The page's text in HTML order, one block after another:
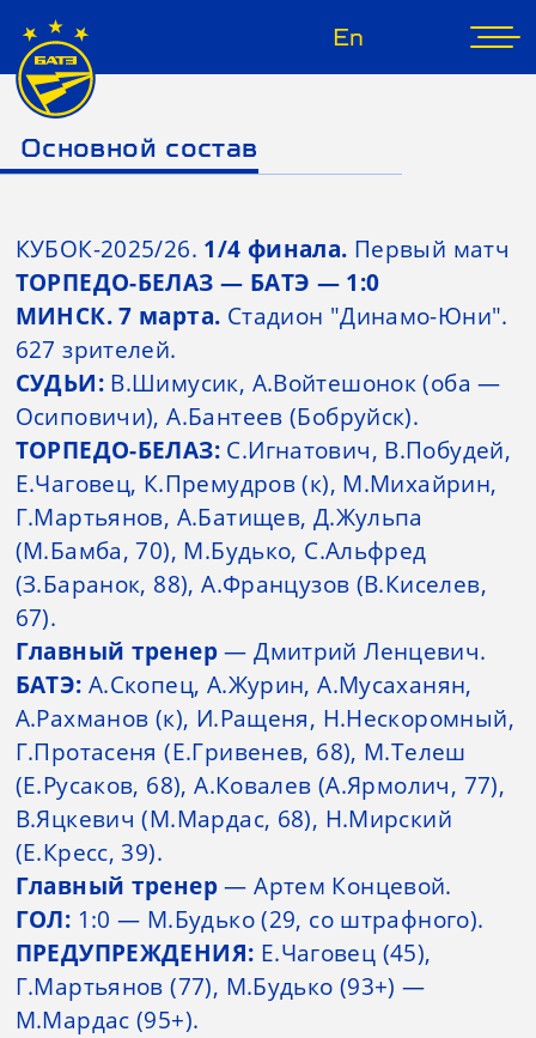
En
Основной состав
КУБОК-2025/26. 1/4 финала. Первый матч
ТОРПЕДО-БЕЛАЗ — БАТЭ — 1:0
МИНСК. 7 марта. Стадион "Динамо-Юни".
627 зрителей.
СУДЬИ:В.Шимусик, А.Войтешонок (оба —
Осиповичи), А.Бантеев (Бобруйск).
ТОРПЕДО-БЕЛАЗ: С.Игнатович, В.Побудей,
Е.Чаговец, К.Премудров (к), М.Михайрин,
Г.Мартьянов, А.Батищев, Д.Жульпа
(М.Бамба, 70), М.Будько, С.Альфред
(З.Баранок, 88), А.Французов (В.Киселев,
67).
Главный тренер— Дмитрий Ленцевич.
БАТЭ: А.Скопец, А.Журин, А.Мусаханян,
А.Рахманов (к), И.Ращеня, Н.Нескоромный,
Г.Протасеня (Е.Гривенев, 68), М.Телеш
(Е.Русаков, 68), А.Ковалев (А.Ярмолич, 77),
В.Яцкевич (М.Мардас, 68), Н.Мирский
(Е.Кресс, 39).
Главный тренер— Артем Концевой.
ГОЛ: 1:0 — М.Будько (29, со штрафного).
ПРЕДУПРЕЖДЕНИЯ: Е.Чаговец (45),
Г.Мартьянов (77), М.Будько (93+) —
М.Мардас (95+).